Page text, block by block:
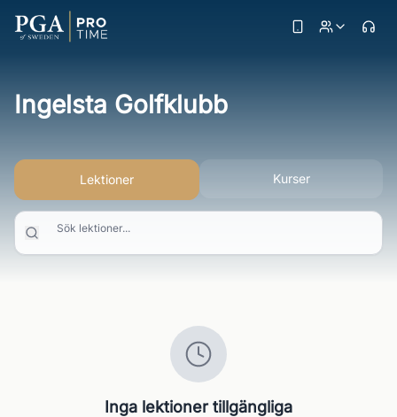
Ingelsta Golfklubb
Lektioner Kurser
Sök lektioner...
Inga lektioner tillgängliga